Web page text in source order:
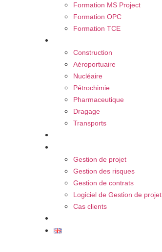
Formation MS Project
Formation OPC
Formation TCE
Construction
Aéroportuaire
Nucléaire
Pétrochimie
Pharmaceutique
Dragage
Transports
Gestion de projet
Gestion des risques
Gestion de contrats
Logiciel de Gestion de projet
Cas clients